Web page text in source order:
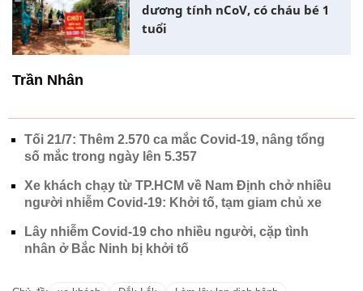
dương tính nCoV, có cháu bé 1
tuổi
Trần Nhân
Tối 21/7: Thêm 2.570 ca mắc Covid-19, nâng tổng
số mắc trong ngày lên 5.357
Xe khách chạy từ TP.HCM về Nam Định chở nhiều
người nhiễm Covid-19: Khởi tố, tạm giam chủ xe
Lây nhiễm Covid-19 cho nhiều người, cặp tình
nhân ở Bắc Ninh bị khởi tố